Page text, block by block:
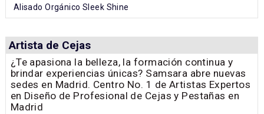
Alisado Orgánico Sleek Shine
Artista de Cejas
¿Te apasiona la belleza, la formación continua y
brindar experiencias únicas? Samsara abre nuevas
sedes en Madrid. Centro No. 1 de Artistas Expertos
en Diseño de Profesional de Cejas y Pestañas en
Madrid